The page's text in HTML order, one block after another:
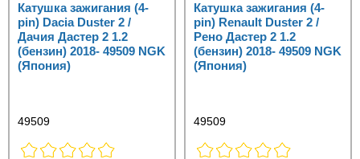
Катушка зажигания (4-
pin) Dacia Duster 2 /
Дачия Дастер 2 1.2
(бензин) 2018- 49509 NGK
(Япония)
49509
Катушка зажигания (4-
pin) Renault Duster 2 /
Рено Дастер 2 1.2
(бензин) 2018- 49509 NGK
(Япония)
49509